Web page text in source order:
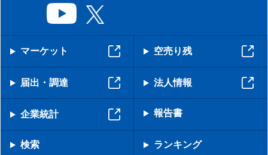
マーケット 空売り残
届出・調達 法人情報
企業統計 報告書
検索 ランキング